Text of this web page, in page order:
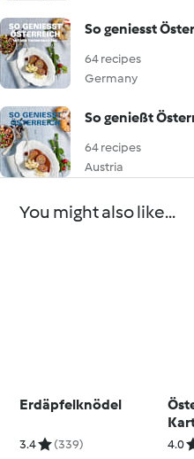
So geniesst
64 recipes
Germany
So genießt
64 recipes
Austria
You might also like...
Erdäpfelknödel
3.4 (339) 4.0